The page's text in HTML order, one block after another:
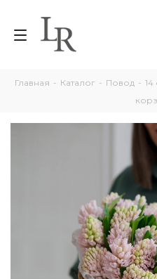
Главная - Каталог - Повод -